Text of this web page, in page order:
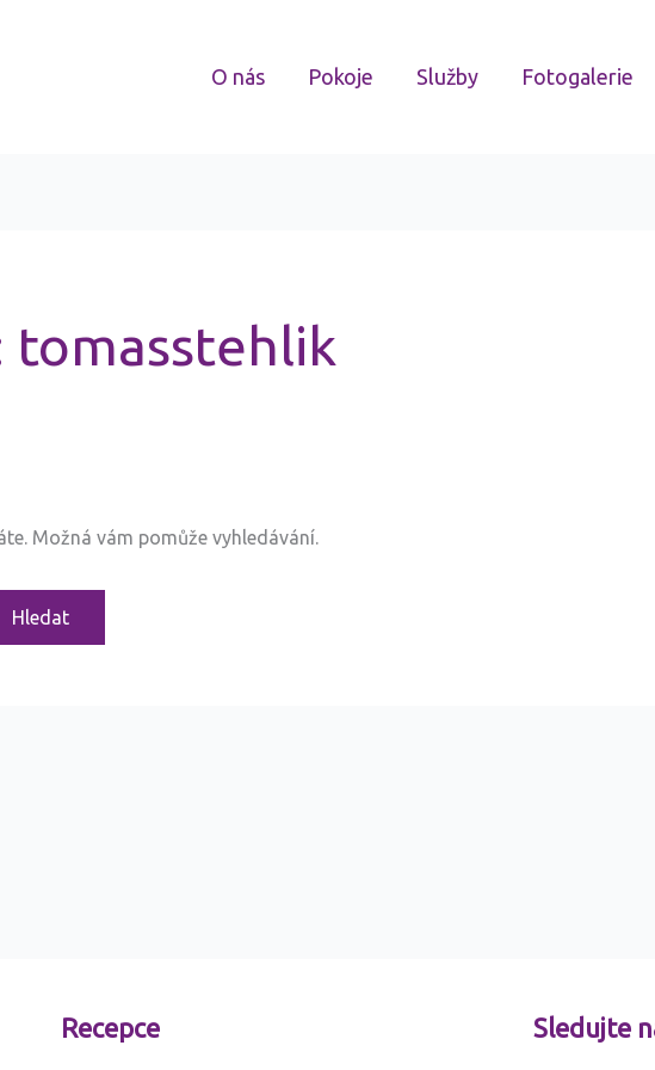
O nás Pokoje Služby Fotogalerie
tomasstehlik
Možná vám pomůže vyhledávání.
Recepce Sledujte